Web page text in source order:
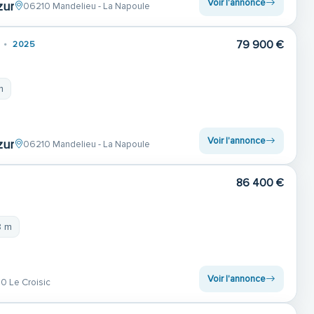
06210 Mandelieu - La Napoule Voir l'annonce
2025 79 900 €
06210 Mandelieu - La Napoule Voir l'annonce
86 400 €
m
Le Croisic Voir l'annonce